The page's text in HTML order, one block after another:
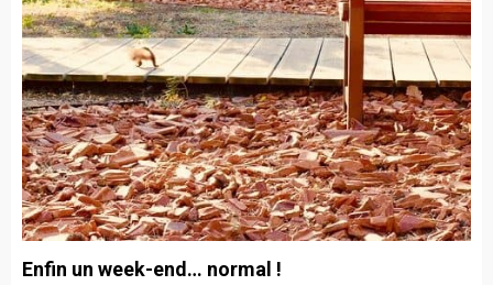
Enfin un week-end… normal !